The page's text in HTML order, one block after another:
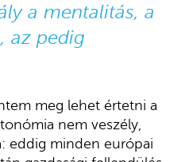
a mentalitás, a
az pedig
meg lehet értetni a
nem veszély,
eddig minden európai